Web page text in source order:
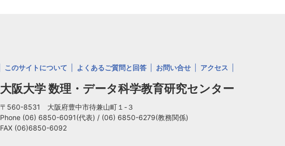
このサイトについて よくあるご質問と回答 お問い合せ アクセス
大阪大学 数理・データ科学教育研究センター
〒560-8531 大阪府豊中市待兼山町１-３
Phone (06) 6850-6091(代表) / (06) 6850-6279(教務関係)
FAX (06)6850-6092